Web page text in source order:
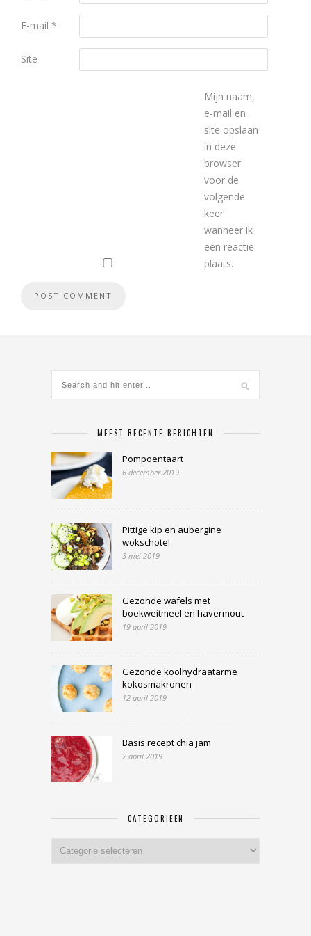
E-mail *
Site
Mijn naam,
e-mail en
site opslaan
in deze
browser
voor de
volgende
keer
wanneer ik
een reactie
plaats.
MEEST RECENTE BERICHTEN
Pompoentaart
6 december 2019
Pittige kip en aubergine
wokschotel
3 mei 2019
Gezonde wafels met
boekweitmeel en havermout
19 april 2019
Gezonde koolhydraatarme
kokosmakronen
12 april 2019
Basis recept chia jam
2 april 2019
CATEGORIEËN